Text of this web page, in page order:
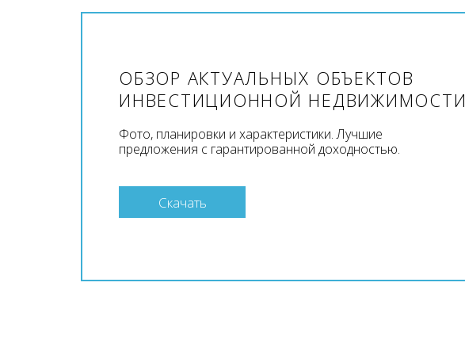
ОБЗОР АКТУАЛЬНЫХ ОБЪЕКТОВ
ИНВЕСТИЦИОННОЙ НЕДВИЖИМОСТИ
Фото, планировки и характеристики. Лучшие
предложения с гарантированной доходностью.
Скачать